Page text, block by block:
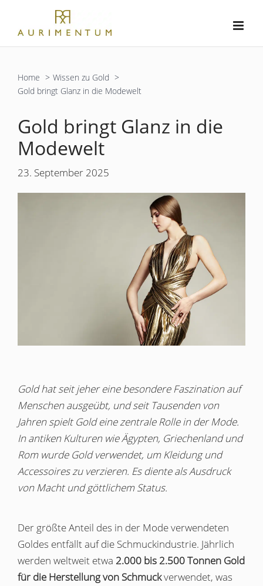
springen
Home
Wissen zu Gold
Gold bringt Glanz in die Modewelt
Gold bringt Glanz in die
Modewelt
23. September 2025
Gold hat seit jeher eine besondere Faszination auf
Menschen ausgeübt, und seit Tausenden von
Jahren spielt Gold eine zentrale Rolle in der Mode.
In antiken Kulturen wie Ägypten, Griechenland und
Rom wurde Gold verwendet, um Kleidung und
Accessoires zu verzieren. Es diente als Ausdruck
von Macht und göttlichem Status.
Der größte Anteil des in der Mode verwendeten
Goldes entfällt auf die Schmuckindustrie. Jährlich
werden weltweit etwa 2.000 bis 2.500 Tonnen Gold
für die Herstellung von Schmuckverwendet, was